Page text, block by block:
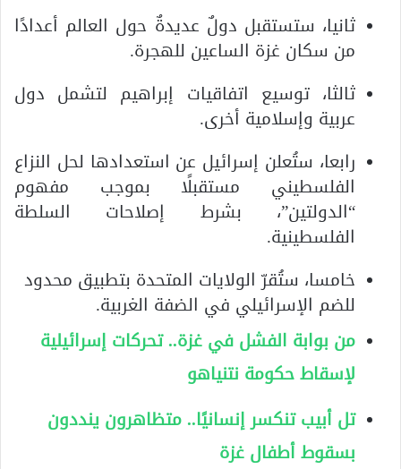
ثانيا، ستستقبل دولٌ عديدةٌ حول العالم أعدادًا
من سكان غزة الساعين للهجرة.
ثالثا، توسيع اتفاقيات إبراهيم لتشمل دول
عربية وإسلامية أخرى.
رابعا، ستُعلن إسرائيل عن استعدادها لحل النزاع
الفلسطيني مستقبلًا بموجب مفهوم
“الدولتين”، بشرط إصلاحات السلطة
الفلسطينية.
خامسا، ستُقرّ الولايات المتحدة بتطبيق محدود
للضم الإسرائيلي في الضفة الغربية.
من بوابة الفشل في غزة.. تحركات إسرائيلية
لإسقاط حكومة نتنياهو
تل أبيب تنكسر إنسانيًا.. متظاهرون ينددون
بسقوط أطفال غزة